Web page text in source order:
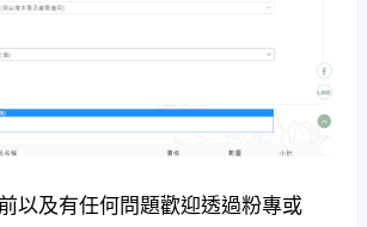
以及有任何問題歡迎透過粉專或